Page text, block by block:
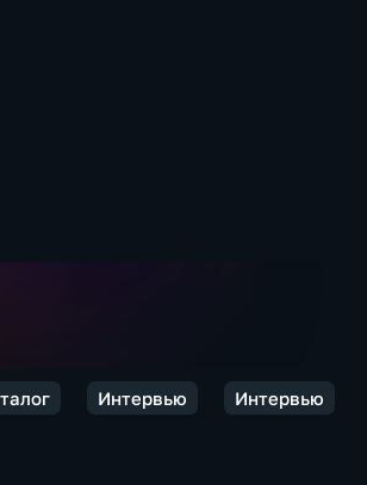
Интервью Интервью